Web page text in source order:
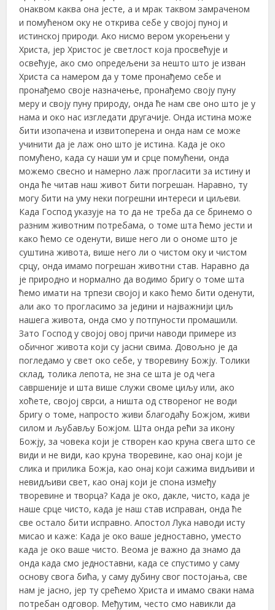
онаквом каква она јесте, а и мрак таквом замраченом
и помућеном оку не открива себе у својој пуној и
истинској природи. Ако нисмо вером укорењени у
Христа, јер Христос је светлост која просвећује и
освећује, ако смо опредељени за нешто што је изван
Христа са намером да у томе пронађемо себе и
пронађемо своје назначење, пронађемо своју пуну
меру и своју пуну природу, онда ће нам све оно што је у
нама и око нас изгледати другачије. Онда истина може
бити изопачена и извитоперена и онда нам се може
учинити да је лаж оно што је истина. Када је око
помућено, када су наши ум и срце помућени, онда
можемо свесно и намерно лаж прогласити за истину и
онда ће читав наш живот бити погрешан. Наравно, ту
могу бити на уму неки погрешни интереси и циљеви.
Када Господ указује на то да не треба да се бринемо о
разним животним потребама, о томе шта ћемо јести и
како ћемо се оденути, више него ли о ономе што је
суштина живота, више него ли о чистом оку и чистом
срцу, онда имамо погрешан животни став. Наравно да
је природно и нормално да водимо бригу о томе шта
ћемо имати на трпези својој и како ћемо бити оденути,
али ако то прогласимо за једини и најважнији циљ
нашега живота, онда смо у потпуности промашили.
Зато Господ у својој овој причи наводи примере из
обичног живота који су јасни свима. Довољно је да
погледамо у свет око себе, у творевину Божју. Толики
склад, толика лепота, не зна се шта је од чега
савршеније и шта више служи своме циљу или, ако
хоћете, својој сврси, а ништа од створеног не води
бригу о томе, напросто живи благодаћу Божјом, живи
силом и љубављу Божјом. Шта онда рећи за икону
Божју, за човека који је створен као круна свега што се
види и не види, као круна творевине, као онај који је
слика и прилика Божја, као онај који сажима видљиви и
невидљиви свет, као онај који је спона између
творевине и творца? Када је око, дакле, чисто, када је
наше срце чисто, када је наш став исправан, онда ће
све остало бити исправно. Апостол Лука наводи исту
мисао и каже: Када је око ваше једноставно, уместо
када је око ваше чисто. Веома је важно да знамо да
онда када смо једноставни, када се спустимо у саму
основу свога бића, у саму дубину свог постојања, све
нам је јасно, јер ту срећемо Христа и имамо сваки нама
потребан одговор. Међутим, често смо навикли да